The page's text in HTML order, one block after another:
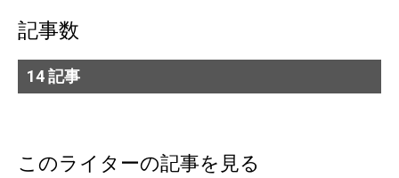
記事数
14 記事
このライターの記事を見る